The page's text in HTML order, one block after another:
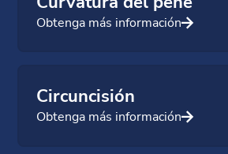
Obtenga más información
Circuncisión
Obtenga más información